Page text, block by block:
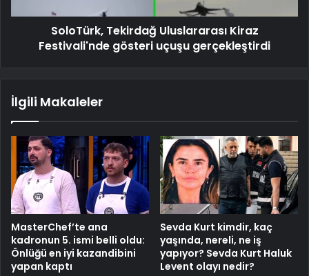
SoloTürk, Tekirdağ Uluslararası Kiraz
Festivali'nde gösteri uçuşu gerçekleştirdi
İlgili Makaleler
MasterChef’te ana
kadronun 5. ismi belli oldu:
Önlüğü en iyi kazandibini
yapan kaptı
Sevda Kurt kimdir, kaç
yaşında, nereli, ne iş
yapıyor? Sevda Kurt Haluk
Levent olayı nedir?